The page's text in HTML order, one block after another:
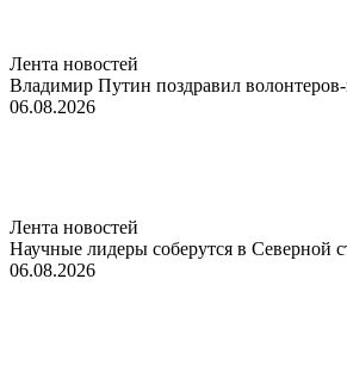
Лента новостей
Владимир Путин поздравил
06.08.2026
Лента новостей
Научные лидеры соберутся в Северной
06.08.2026